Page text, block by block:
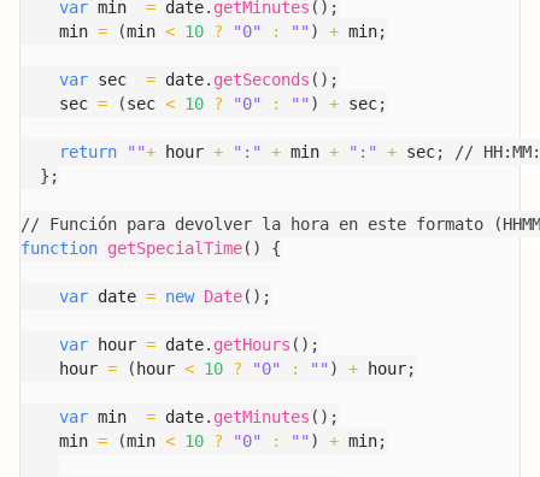
var min = date. getMinutes ( ) ;
    min
= (min < 10 ? "0" : "" ) + min;
var sec = date. getSeconds ( ) ;
    sec
= (sec < 10 ? "0" : "" ) + sec;
return ""+ hour + ":" + min + ":" + sec;
//
} ;
// Función para devolver la hora en este formato
function getSpecialTime( ) {
var date = new Date( ) ;
var hour = date. getHours ( ) ;
    hour
= ( hour < 10 ? "0" : "" ) + hour;
var min = date. getMinutes ( ) ;
    min
= (min < 10 ? "0" : "" ) + min;